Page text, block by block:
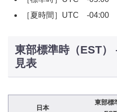
［夏時間］UTC -04:00
東部標準時（EST
見表
日本
東部標